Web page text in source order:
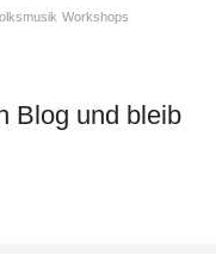
Workshops
Blog und bleib